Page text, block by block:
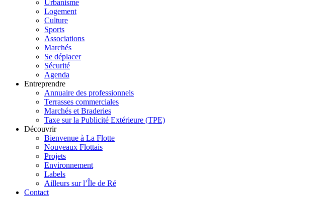
Urbanisme
Logement
Culture
Sports
Associations
Marchés
Se déplacer
Sécurité
Agenda
Entreprendre
Annuaire des professionnels
Terrasses commerciales
Marchés et Braderies
Taxe sur la Publicité Extérieure (TPE)
Découvrir
Bienvenue à La Flotte
Nouveaux Flottais
Projets
Environnement
Labels
Ailleurs sur l’Île de Ré
Contact